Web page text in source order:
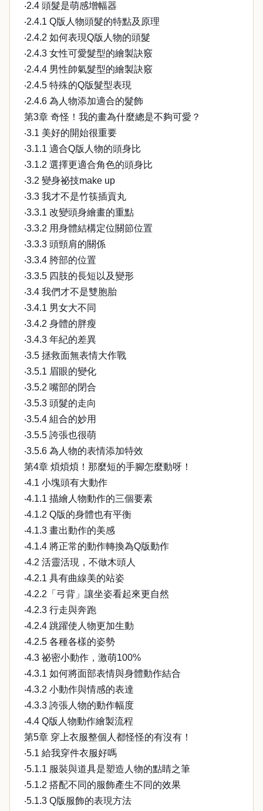
‧2.4 頭髮是萌感增幅器
‧2.4.1 Q版人物頭髮的特點及原理
‧2.4.2 如何表現Q版人物的頭髮
‧2.4.3 女性可愛髮型的繪製訣竅
‧2.4.4 男性帥氣髮型的繪製訣竅
‧2.4.5 特殊的Q版髮型表現
‧2.4.6 為人物添加適合的髮飾
第3章 奇怪！我的畫為什麼總是不夠可愛？
‧3.1 美好的開始很重要
‧3.1.1 適合Q版人物的頭身比
‧3.1.2 選擇更適合角色的頭身比
‧3.2 變身祕技make up
‧3.3 我才不是竹筷插貢丸
‧3.3.1 改變頭身繪畫的重點
‧3.3.2 用身體結構定位關節位置
‧3.3.3 頭頸肩的關係
‧3.3.4 胯部的位置
‧3.3.5 四肢的長短以及變形
‧3.4 我們才不是雙胞胎
‧3.4.1 男女大不同
‧3.4.2 身體的胖瘦
‧3.4.3 年紀的差異
‧3.5 拯救面無表情大作戰
‧3.5.1 眉眼的變化
‧3.5.2 嘴部的閉合
‧3.5.3 頭髮的走向
‧3.5.4 組合的妙用
‧3.5.5 誇張也很萌
‧3.5.6 為人物的表情添加特效
第4章 煩煩煩！那麼短的手腳怎麼動呀！
‧4.1 小塊頭有大動作
‧4.1.1 描繪人物動作的三個要素
‧4.1.2 Q版的身體也有平衡
‧4.1.3 畫出動作的美感
‧4.1.4 將正常的動作轉換為Q版動作
‧4.2 活靈活現，不做木頭人
‧4.2.1 具有曲線美的站姿
‧4.2.2「弓背」讓坐姿看起來更自然
‧4.2.3 行走與奔跑
‧4.2.4 跳躍使人物更加生動
‧4.2.5 各種各樣的姿勢
‧4.3 祕密小動作，激萌100%
‧4.3.1 如何將面部表情與身體動作結合
‧4.3.2 小動作與情感的表達
‧4.3.3 誇張人物的動作幅度
‧4.4 Q版人物動作繪製流程
第5章 穿上衣服整個人都怪怪的有沒有！
‧5.1 給我穿件衣服好嗎
‧5.1.1 服裝與道具是塑造人物的點睛之筆
‧5.1.2 搭配不同的服飾產生不同的效果
‧5.1.3 Q版服飾的表現方法